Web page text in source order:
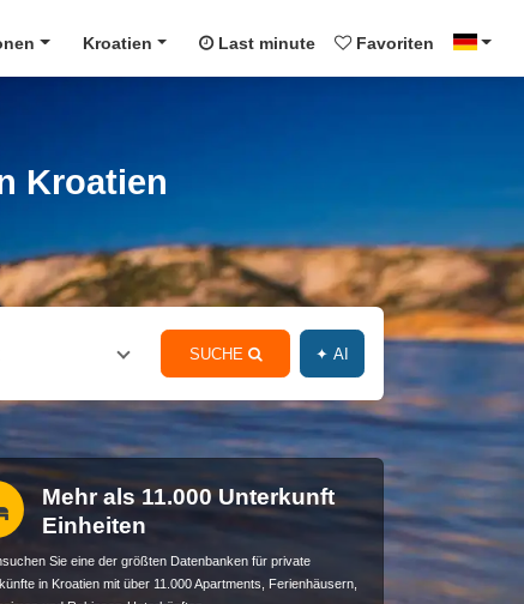
Kroatien Last minute Favoriten
Kroatien
SUCHE ✦ AI
Mehr als 11.000 Unterkunft
Einheiten
Sie eine der größten Datenbanken für private
in Kroatien mit über 11.000 Apartments, Ferienhäusern,